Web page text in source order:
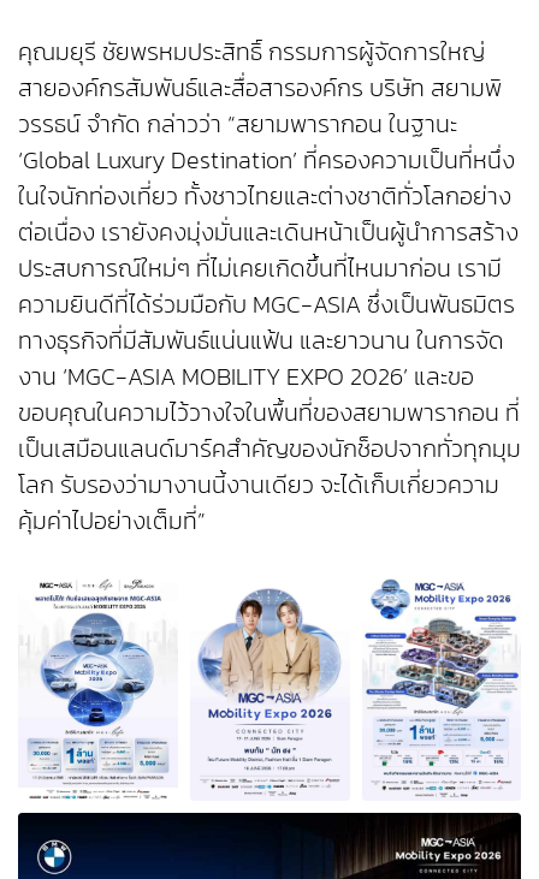
คุณมยุรี ชัยพรหมประสิทธิ์ กรรมการผู้จัดการใหญ่
สายองค์กรสัมพันธ์และสื่อสารองค์กร บริษัท สยามพิ
วรรธน์ จำกัด กล่าวว่า “สยามพารากอน ในฐานะ
‘Global Luxury Destination’ ที่ครองความเป็นที่หนึ่ง
ในใจนักท่องเที่ยว ทั้งชาวไทยและต่างชาติทั่วโลกอย่าง
ต่อเนื่อง เรายังคงมุ่งมั่นและเดินหน้าเป็นผู้นำการสร้าง
ประสบการณ์ใหม่ๆ ที่ไม่เคยเกิดขึ้นที่ไหนมาก่อน เรามี
ความยินดีที่ได้ร่วมมือกับ MGC-ASIA ซึ่งเป็นพันธมิตร
ทางธุรกิจที่มีสัมพันธ์แน่นแฟ้น และยาวนาน ในการจัด
งาน ‘MGC-ASIA MOBILITY EXPO 2026’ และขอ
ขอบคุณในความไว้วางใจในพื้นที่ของสยามพารากอน ที่
เป็นเสมือนแลนด์มาร์คสำคัญของนักช็อปจากทั่วทุกมุม
โลก รับรองว่ามางานนี้งานเดียว จะได้เก็บเกี่ยวความ
คุ้มค่าไปอย่างเต็มที่”